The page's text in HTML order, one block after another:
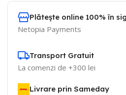
Plătește online 100% în
Netopia Payments
Transport Gratuit
La comenzi de +300 lei
Livrare prin Sameday